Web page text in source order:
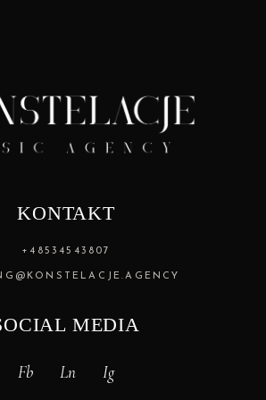
KONTAKT
+48534543807
MEDIA
Fb Ln Ig